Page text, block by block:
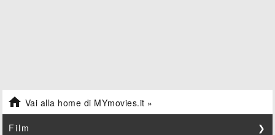
 Vai alla home di MYmovies.it »
Film ❯